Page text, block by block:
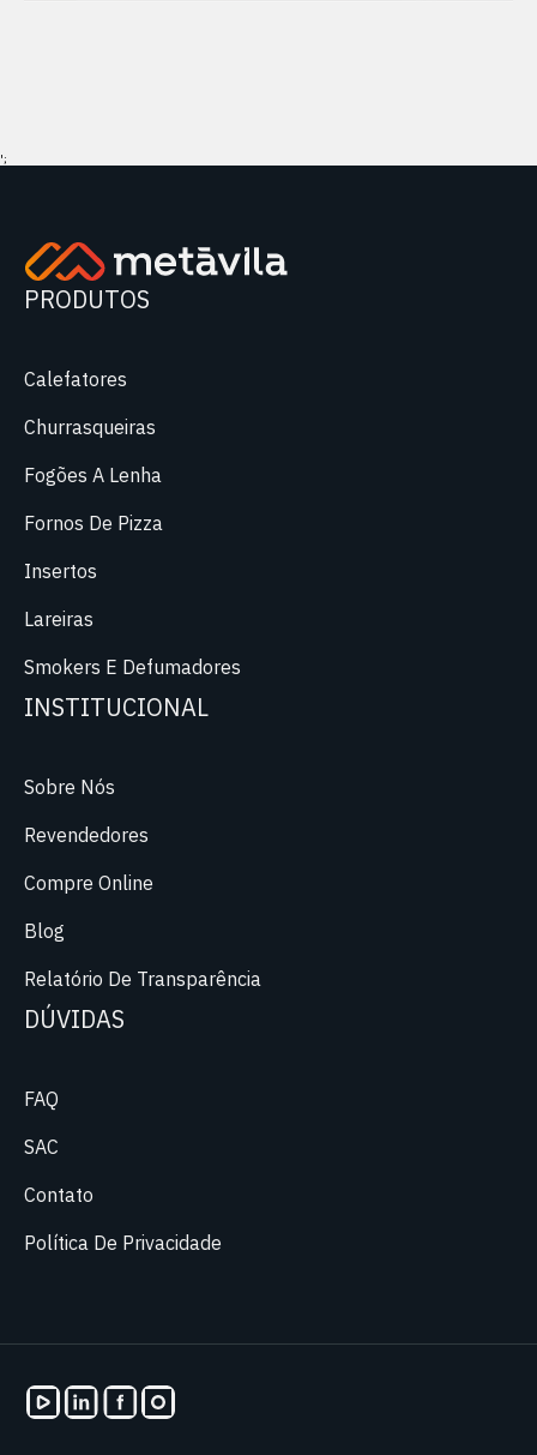
';
PRODUTOS
Calefatores
Churrasqueiras
Fogões A Lenha
Fornos De Pizza
Insertos
Lareiras
Smokers E Defumadores
INSTITUCIONAL
Sobre Nós
Revendedores
Compre Online
Blog
Relatório De Transparência
DÚVIDAS
FAQ
SAC
Contato
Política De Privacidade